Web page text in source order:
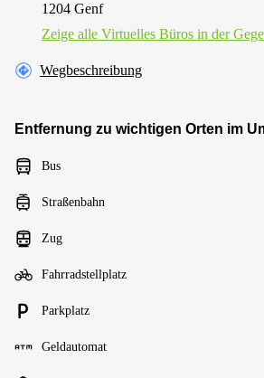
1204 Genf
Zeige alle Virtuelles Büros in der
Wegbeschreibung
Entfernung zu wichtigen Orten im
Bus
Straßenbahn
Zug
Fahrradstellplatz
Parkplatz
Geldautomat